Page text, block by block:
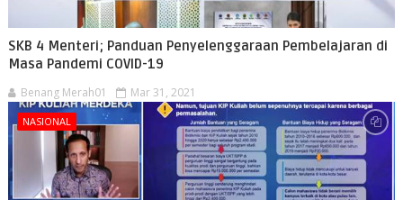
SKB 4 Menteri; Panduan Penyelenggaraan Pembelajaran di
Masa Pandemi COVID-19
Benang Merah01 Mar 31, 2021
NASIONAL